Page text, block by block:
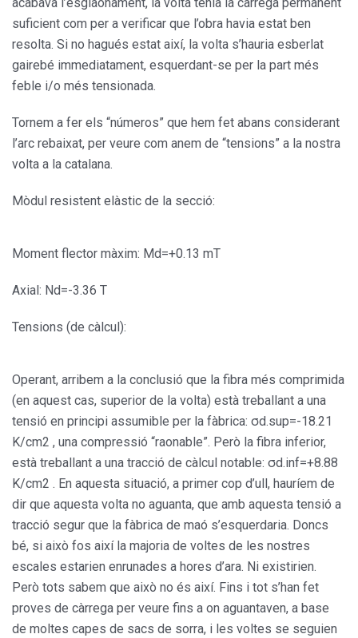
suficient com per a verificar que l’obra havia estat ben
resolta. Si no hagués estat així, la volta s’hauria esberlat
gairebé immediatament, esquerdant-se per la part més
feble i/o més tensionada.
Tornem a fer els “números” que hem fet abans considerant
l’arc rebaixat, per veure com anem de “tensions” a la nostra
volta a la catalana.
Mòdul resistent elàstic de la secció:
Moment flector màxim: Md=+0.13 mT
Axial: Nd=-3.36 T
Tensions (de càlcul):
Operant, arribem a la conclusió que la fibra més comprimida
(en aquest cas, superior de la volta) està treballant a una
tensió en principi assumible per la fàbrica: σd.sup=-18.21
K/cm2 , una compressió “raonable”. Però la fibra inferior,
està treballant a una tracció de càlcul notable: σd.inf=+8.88
K/cm2 . En aquesta situació, a primer cop d’ull, hauríem de
dir que aquesta volta no aguanta, que amb aquesta tensió a
tracció segur que la fàbrica de maó s’esquerdaria. Doncs
bé, si això fos així la majoria de voltes de les nostres
escales estarien enrunades a hores d’ara. Ni existirien.
Però tots sabem que això no és així. Fins i tot s’han fet
proves de càrrega per veure fins a on aguantaven, a base
de moltes capes de sacs de sorra, i les voltes se seguien